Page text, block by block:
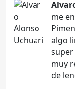
me
algo
super
muy
de